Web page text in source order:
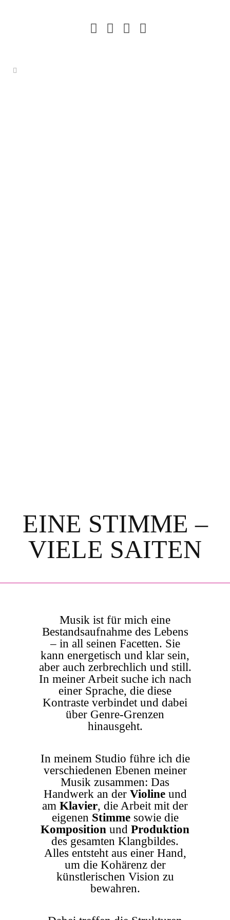
EINE STIMME –
VIELE SAITEN
Musik ist für mich eine
Bestandsaufnahme des Lebens
– in all seinen Facetten. Sie
kann energetisch und klar sein,
aber auch zerbrechlich und still.
In meiner Arbeit suche ich nach
einer Sprache, die diese
Kontraste verbindet und dabei
über Genre-Grenzen
hinausgeht.
In meinem Studio führe ich die
verschiedenen Ebenen meiner
Musik zusammen: Das
Handwerk an der Violineund
am Klavier, die Arbeit mit der
eigenen Stimmesowie die
Komposition und Produktion
des gesamten Klangbildes.
Alles entsteht aus einer Hand,
um die Kohärenz der
künstlerischen Vision zu
bewahren.